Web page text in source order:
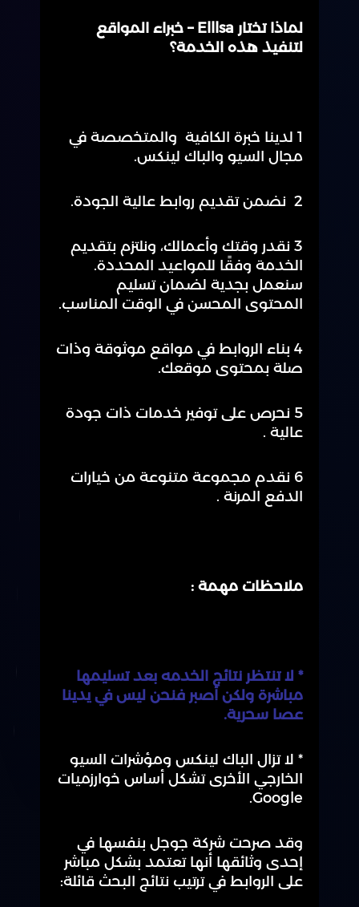
لماذا تختار Elllsa – خبراء المواقع
لتنفيذ هذه الخدمة؟
1 لدينا خبرة الكافية والمتخصصة في
مجال السيو والباك لينكس.
2 نضمن تقديم روابط عالية الجودة.
3 نقدر وقتك وأعمالك، ونلتزم بتقديم
الخدمة وفقًا للمواعيد المحددة.
سنعمل بجدية لضمان تسليم
المحتوى المحسن في الوقت المناسب.
4 بناء الروابط في مواقع موثوقة وذات
صلة بمحتوى موقعك.
5 نحرص على توفير خدمات ذات جودة
عالية .
6 نقدم مجموعة متنوعة من خيارات
الدفع المرنة .
ملاحظات مهمة :
* لا تنتظر نتائج الخدمه بعد تسليمها
مباشرة ولكن أصبر فنحن ليس في يدينا
عصا سحرية.
* لا تزال الباك لينكس ومؤشرات السيو
الخارجي الأخرى تشكل أساس خوارزميات
Google.
وقد صرحت شركة جوجل بنفسها في
إحدى وثائقها أنها تعتمد بشكل مباشر
على الروابط في ترتيب نتائج البحث قائلة: